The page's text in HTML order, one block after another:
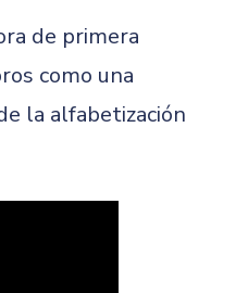
de primera
como una
la alfabetización